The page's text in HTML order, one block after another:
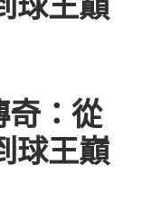
奇：從
球王巔